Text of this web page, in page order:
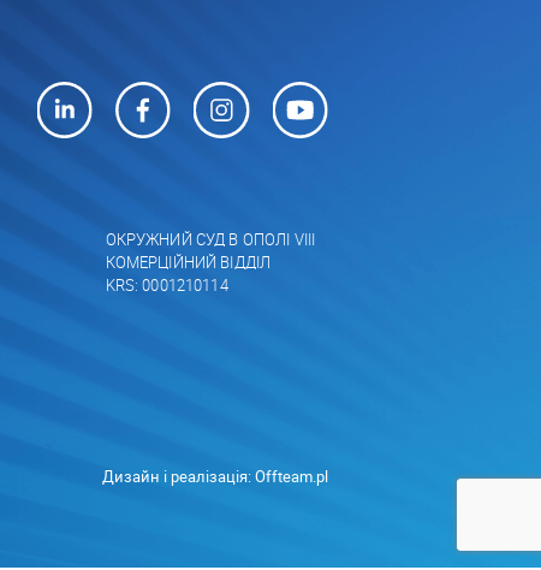
ОКРУЖНИЙ СУД В ОПОЛІ VIII
КОМЕРЦІЙНИЙ ВІДДІЛ
KRS: 0001210114
Дизайн і реалізація:Offteam.pl